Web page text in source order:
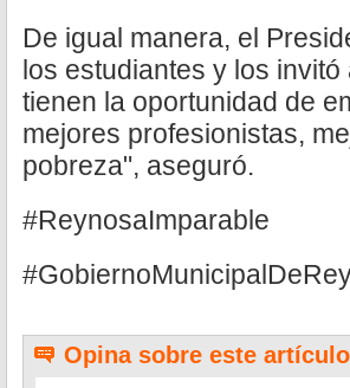
De igual manera, el
los estudiantes y los
tienen la oportunidad de
mejores profesionistas,
pobreza", aseguró.
#ReynosaImparable
Opina sobre este artículo